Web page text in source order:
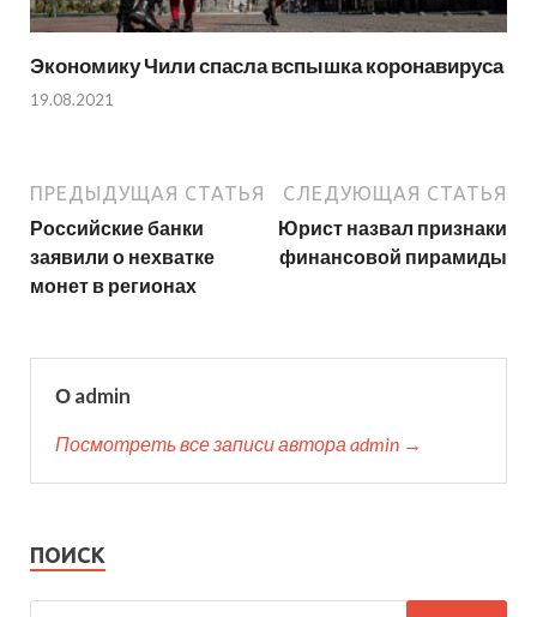
Экономику Чили спасла вспышка коронавируса
19.08.2021
ПРЕДЫДУЩАЯ СТАТЬЯ
Российские банки
заявили о нехватке
монет в регионах
СЛЕДУЮЩАЯ СТАТЬЯ
Юрист назвал признаки
финансовой пирамиды
О admin
Посмотреть все записи автора admin →
ПОИСК